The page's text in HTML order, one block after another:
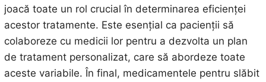
joacă toate un rol crucial în determinarea eficienței
acestor tratamente. Este esențial ca pacienții să
colaboreze cu medicii lor pentru a dezvolta un plan
de tratament personalizat, care să abordeze toate
aceste variabile. În final, medicamentele pentru slăbit